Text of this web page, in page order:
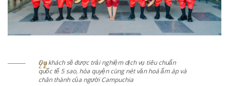
Du khách sẽ được trải nghiệm dịch vụ tiêu chuẩn
quốc tế 5 sao, hòa quyện cùng nét văn hoá ấm áp và
chân thành của người Campuchia